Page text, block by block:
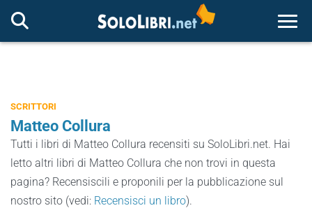
SCRITTORI
Matteo Collura
Tutti i libri di Matteo Collura recensiti su SoloLibri.net. Hai
letto altri libri di Matteo Collura che non trovi in questa
pagina? Recensiscili e proponili per la pubblicazione sul
nostro sito (vedi: Recensisci un libro).